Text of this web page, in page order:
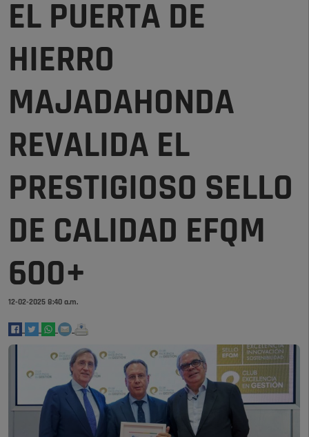
EL PUERTA DE
HIERRO
MAJADAHONDA
REVALIDA EL
PRESTIGIOSO SELLO
DE CALIDAD EFQM
600+
12-02-2025 8:40 a.m.